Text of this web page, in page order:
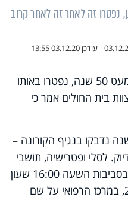
נפטרו זה לאחר זה לאחר קרוב
| עודכן03.12.20 13:55
מישיגן: בעל ואשה שחיו יחדיו כמעט 50 שנה, נפטרו באותו
בית החולים אמר כי
זוג שהיו נשואים כמעט 50 שנה נדבקו בנגיף הקורונה –
לסלי ופטרישיה, תושבי
קווטרס, אושפזו במישיגן ונפטרו בסביבות השעה 16:00 שעון
מקומי ביום שלישי שעבר, 24.11, במרכז הרפואי על שם